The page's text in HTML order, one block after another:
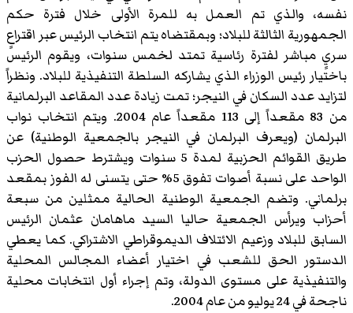
نفسه، والذي تم العمل به للمرة الأولى خلال فترة حكم
الجمهورية الثالثة للبلاد؛ وبمقتضاه يتم انتخاب الرئيس عبر اقتراعٍ
سريٍ مباشر لفترة رئاسية تمتد لخمس سنوات، ويقوم الرئيس
باختيار رئيس الوزراء الذي يشاركه السلطة التنفيذية للبلاد. ونظراً
لتزايد عدد السكان في النيجر؛ تمت زيادة عدد المقاعد البرلمانية
من 83 مقعداً إلى 113 مقعداً عام 2004. ويتم انتخاب نواب
البرلمان (ويعرف البرلمان في النيجر بالجمعية الوطنية) عن
طريق القوائم الحزبية لمدة 5 سنوات ويشترط حصول الحزب
الواحد على نسبة أصوات تفوق 5% حتى يتسنى له الفوز بمقعد
برلماني. وتضم الجمعية الوطنية الحالية ممثلين من سبعة
أحزاب ويرأس الجمعية حاليا السيد ماهامان عثمان الرئيس
السابق للبلاد وزعيم الائتلاف الديموقراطي الاشتراكي. كما يعطي
الدستور الحق للشعب في اختيار أعضاء المجالس المحلية
والتنفيذية على مستوى الدولة، وتم إجراء أول انتخابات محلية
ناجحة في 24 يوليو من عام 2004.